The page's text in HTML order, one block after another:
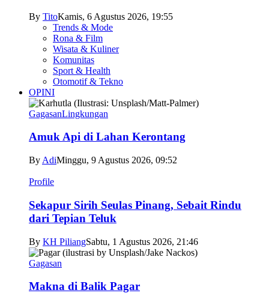
By TitoKamis, 6 Agustus 2026, 19:55
Trends & Mode
Rona & Film
Wisata & Kuliner
Komunitas
Sport & Health
Otomotif & Tekno
OPINI
GagasanLingkungan
Amuk Api di Lahan Kerontang
By AdiMinggu, 9 Agustus 2026, 09:52
Profile
Sekapur Sirih Seulas Pinang, Sebait Rindu
dari Tepian Teluk
By KH PiliangSabtu, 1 Agustus 2026, 21:46
Gagasan
Makna di Balik Pagar